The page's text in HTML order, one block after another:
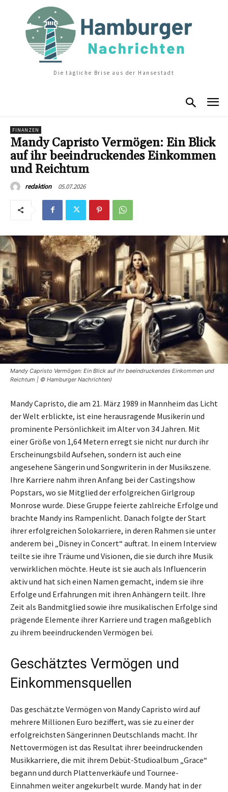
Die tägliche Brise aus der Hansestadt
FINANZEN
Mandy Capristo Vermögen: Ein Blick
auf ihr beeindruckendes Einkommen
und Reichtum
redaktion 05.07.2026
Mandy Capristo Vermögen: Ein Blick auf ihr beeindruckendes Einkommen und
Reichtum | © Hamburger Nachrichten)
Mandy Capristo, die am 21. März 1989 in Mannheim das Licht
der Welt erblickte, ist eine herausragende Musikerin und
prominente Persönlichkeit im Alter von 34 Jahren. Mit
einer Größe von 1,64 Metern erregt sie nicht nur durch ihr
Erscheinungsbild Aufsehen, sondern ist auch eine
angesehene Sängerin und Songwriterin in der Musikszene.
Ihre Karriere nahm ihren Anfang bei der Castingshow
Popstars, wo sie Mitglied der erfolgreichen Girlgroup
Monrose wurde. Diese Gruppe feierte zahlreiche Erfolge und
brachte Mandy ins Rampenlicht. Danach folgte der Start
ihrer erfolgreichen Solokarriere, in deren Rahmen sie unter
anderem bei „Disney in Concert“ auftrat. In einem Interview
teilte sie ihre Träume und Visionen, die sie durch ihre Musik
verwirklichen möchte. Heute ist sie auch als Influencerin
aktiv und hat sich einen Namen gemacht, indem sie ihre
Erfolge und Erfahrungen mit ihren Anhängern teilt. Ihre
Zeit als Bandmitglied sowie ihre musikalischen Erfolge sind
prägende Elemente ihrer Karriere und tragen maßgeblich
zu ihrem beeindruckenden Vermögen bei.
Geschätztes Vermögen und
Einkommensquellen
Das geschätzte Vermögen von Mandy Capristo wird auf
mehrere Millionen Euro beziffert, was sie zu einer der
erfolgreichsten Sängerinnen Deutschlands macht. Ihr
Nettovermögen ist das Resultat ihrer beeindruckenden
Musikkarriere, die mit ihrem Debüt-Studioalbum „Grace“
begann und durch Plattenverkäufe und Tournee-
Einnahmen weiter angekurbelt wurde. Mandy hat in der